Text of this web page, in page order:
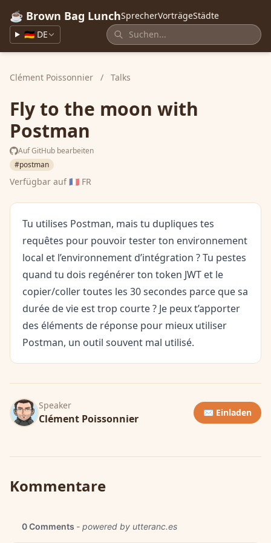
☕ Brown Bag LunchSprecherVorträgeStädte
🇩🇪 DE
Clément Poissonnier / Talks
Fly to the moon with
Postman
Auf GitHub bearbeiten
#postman
Verfügbar auf🇫🇷 FR
Tu utilises Postman, mais tu dupliques tes
requêtes pour pouvoir tester ton environnement
local et l’environnement d’intégration ? Tu pestes
quand tu dois regénérer ton token JWT et le
copier/coller toutes les 30 secondes parce que sa
durée de vie est trop courte ? Je peux t’apporter
des éléments de réponse pour mieux utiliser
Postman, un outil souvent mal utilisé.
Speaker
Clément Poissonnier ✉️ Einladen
Kommentare